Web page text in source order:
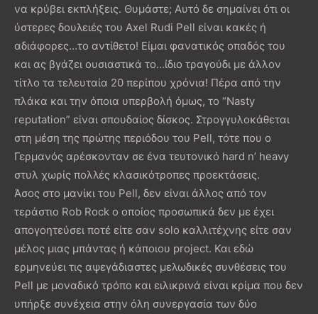
να κρύβει εκπλήξεις. Θυμάστε; Αυτό δε σημαίνει ότι οι
ύστερες δουλειές του Axel Rudi Pell είναι κακές ή
αδιάφορες…το αντίθετο! Είμαι φανατικός οπαδός του
και ας βγάζει ουσιαστικά το…ίδιο τραγούδι με άλλον
τίτλο τα τελευταία 20 περίπου χρόνια! Πέρα από την
πλάκα και την όποια υπερβολή όμως, το “Nasty
reputation” είναι σπουδαίος δίσκος. Στρογγυλοκάθεται
στη μέση της πρώτης περιόδου του Pell, τότε που ο
Γερμανός αρέσκονταν σε ένα τευτονικό hard n’ heavy
στυλ χωρίς πολλές κλασικότροπες προεκτάσεις.
Άσος στο μανίκι του Pell, δεν είναι άλλος από τον
τεράστιο Rob Rock ο οποίος προσωπικά δεν με έχει
απογοητεύσει ποτέ είτε σαν solo καλλιτέχνης είτε σαν
μέλος μιας μπάντας ή κάποιου project. Και εδώ
ερμηνεύει τις αψεγάδιαστες μελωδικές συνθέσεις του
Pell με μοναδικό τρόπο και ειλικρινά είναι κρίμα που δεν
υπήρξε συνέχεια στην όλη συνεργασία των δύο